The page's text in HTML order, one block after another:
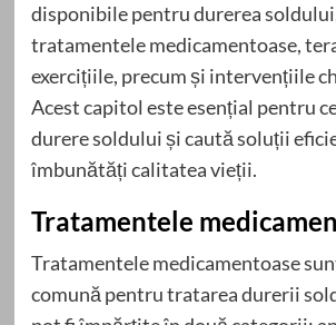
disponibile pentru durerea
tratamentele medicamentoase,
exercițiile, precum și intervențiile
Acest capitol este esențial pentru
durere soldului și caută soluții
îmbunătăți calitatea vieții.
Tratamentele
Tratamentele medicamentoase
comună pentru tratarea durerii